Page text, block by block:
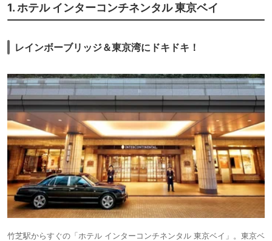
1. ホテル インターコンチネンタル 東京ベイ
レインボーブリッジ＆東京湾にドキドキ！
竹芝駅からすぐの「ホテル インターコンチネンタル 東京ベイ」。東京ベ